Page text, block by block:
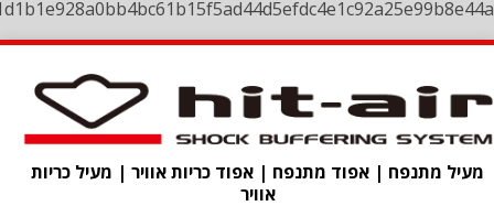
מעיל מתנפח | אפוד מתנפח | אפוד כריות אוויר | מעיל כריות
אוויר